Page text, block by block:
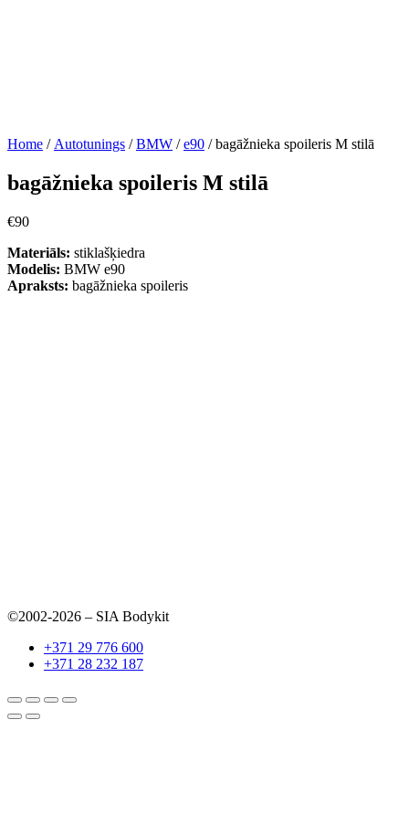
Home / Autotunings /BMW /e90 / bagāžnieka spoileris M stilā
bagāžnieka spoileris M stilā
€90
Materiāls: stiklašķiedra
Modelis: BMW e90
Apraksts: bagāžnieka spoileris
©2002-2026 – SIA Bodykit
+371 29 776 600
+371 28 232 187